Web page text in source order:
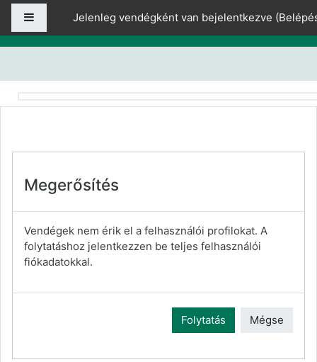
Tovább a fő tartalomhoz
OldalpanelJelenleg vendégként van bejelentkezve (
Megerősítés
Vendégek nem érik el a felhasználói profilokat. A
folytatáshoz jelentkezzen be teljes felhasználói
fiókadatokkal.
Folytatás Mégse